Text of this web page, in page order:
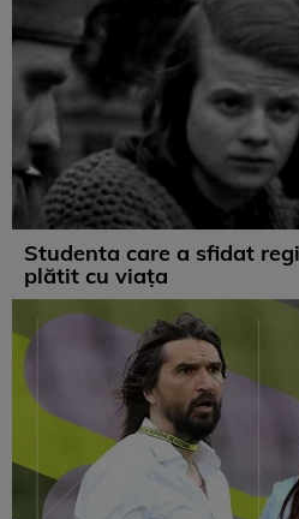
Studenta care a sfidat
plătit cu viața